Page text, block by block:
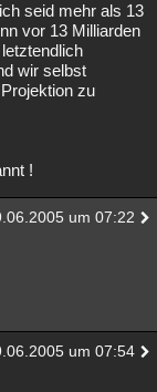
seid mehr als 13
vor 13 Milliarden
wir selbst
zu
!
um 07:22
um 07:54